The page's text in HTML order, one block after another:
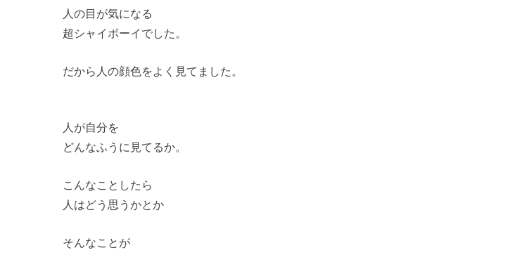
人の目が気になる
超シャイボーイでした。
だから人の顔色をよく見てました。
人が自分を
どんなふうに見てるか。
こんなことしたら
人はどう思うかとか
そんなことが